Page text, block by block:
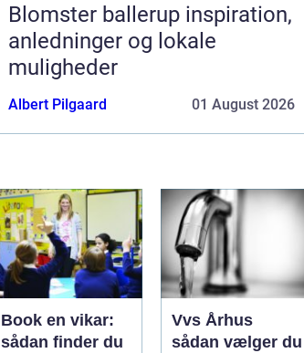
Blomster ballerup inspiration,
anledninger og lokale
muligheder
Albert Pilgaard 01 August 2026
Book en vikar:
sådan finder du
Vvs Århus
sådan vælger du